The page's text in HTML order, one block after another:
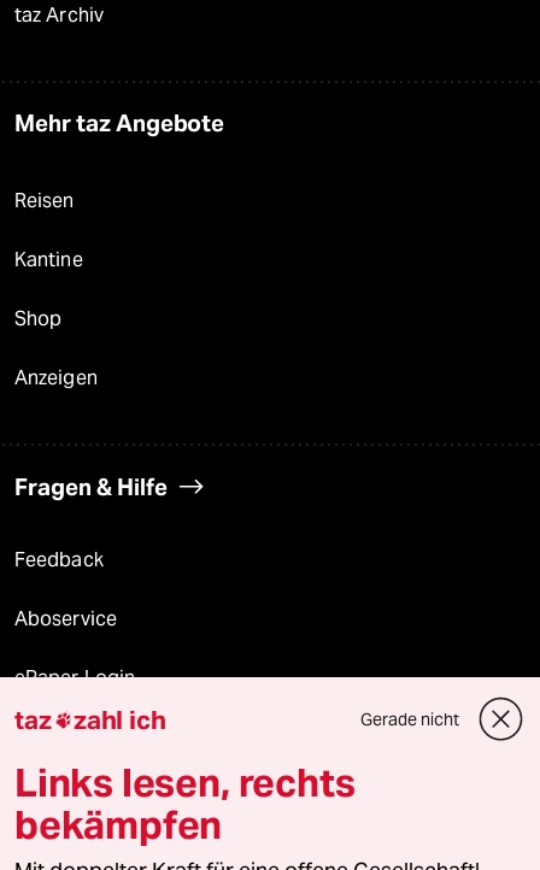
taz Archiv
Mehr taz Angebote
Reisen
Kantine
Shop
Anzeigen
Fragen & Hilfe
Feedback
Aboservice
ePaper Login
Downloads für Abonnierende
© 2026 taz Verlags und Vertriebs GmbH
taz zahl ich Gerade nicht
Links lesen, rechts
bekämpfen